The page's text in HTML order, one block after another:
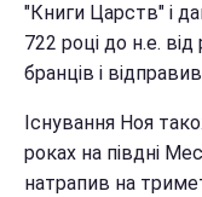
"Книги Царств" і
722 році до н.е.
бранців і
Існування Ноя
роках на півдні
натрапив на